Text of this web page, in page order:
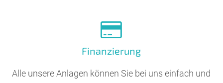
Finanzierung
Alle unsere Anlagen können Sie bei uns einfach und